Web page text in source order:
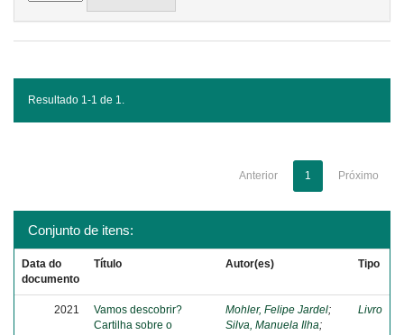
Resultado 1-1 de 1.
Anterior 1 Próximo
Conjunto de itens:
Data do
documento
Título Autor(es) Tipo
2021
Vamos descobrir?
Cartilha sobre o
Mohler, Felipe Jardel;
Silva, Manuela Ilha;
Livro